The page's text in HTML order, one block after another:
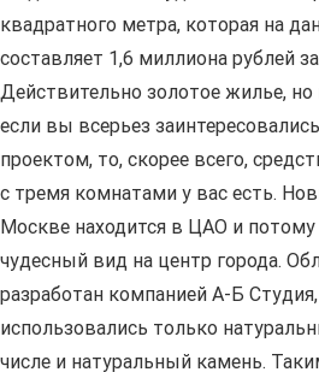
квадратного метра, которая на
составляет 1,6 миллиона рублей
Действительно золотое жилье, но
если вы всерьез
проектом, то, скорее всего,
с тремя комнатами у вас есть.
Москве находится в ЦАО и
чудесный вид на центр города.
разработан компанией А-Б
использовались только
числе и натуральный камень.